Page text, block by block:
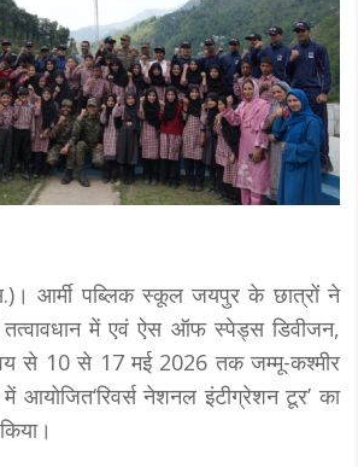
आर्मी पब्लिक स्कूल जयपुर के छात्रों ने
में एवं ऐस ऑफ स्पेड्स डिवीजन,
से 10 से 17 मई 2026 तक जम्मू-कश्मीर
आयोजित‘रिवर्स नेशनल इंटीग्रेशन टूर’ का